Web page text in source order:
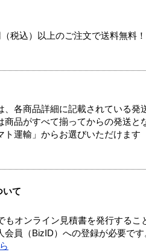
税込）以上のご注文で送料無料！
各商品詳細に記載されている発
品がすべて揃ってからの発送と
運輸」からお選びいただけます
いて
オンライン見積書を発行するこ
員（BizID）への登録が必要です